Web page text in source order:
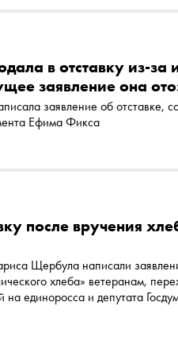
в отставку из-за
заявление она
об отставке, сообщает РИА
Ефима Фикса
после вручения
Щербула написали
хлеба» ветеранам,